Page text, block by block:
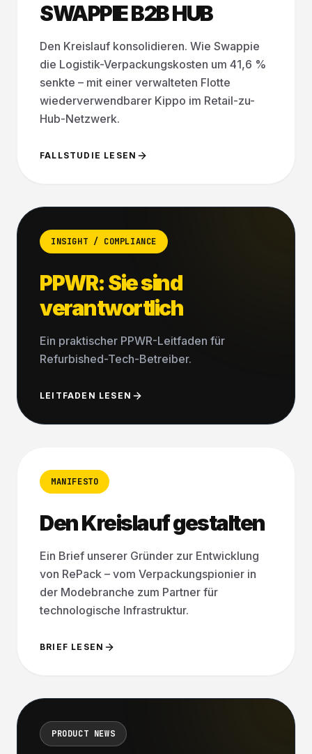
SWAPPIE B2B HUB
Den Kreislauf konsolidieren. Wie Swappie
die Logistik-Verpackungskosten um 41,6 %
senkte – mit einer verwalteten Flotte
wiederverwendbarer Kippo im Retail-zu-
Hub-Netzwerk.
FALLSTUDIE LESEN
INSIGHT / COMPLIANCE
PPWR: Sie sind
verantwortlich
Ein praktischer PPWR-Leitfaden für
Refurbished-Tech-Betreiber.
LEITFADEN LESEN
MANIFESTO
Den Kreislauf gestalten
Ein Brief unserer Gründer zur Entwicklung
von RePack – vom Verpackungspionier in
der Modebranche zum Partner für
technologische Infrastruktur.
BRIEF LESEN
PRODUCT NEWS